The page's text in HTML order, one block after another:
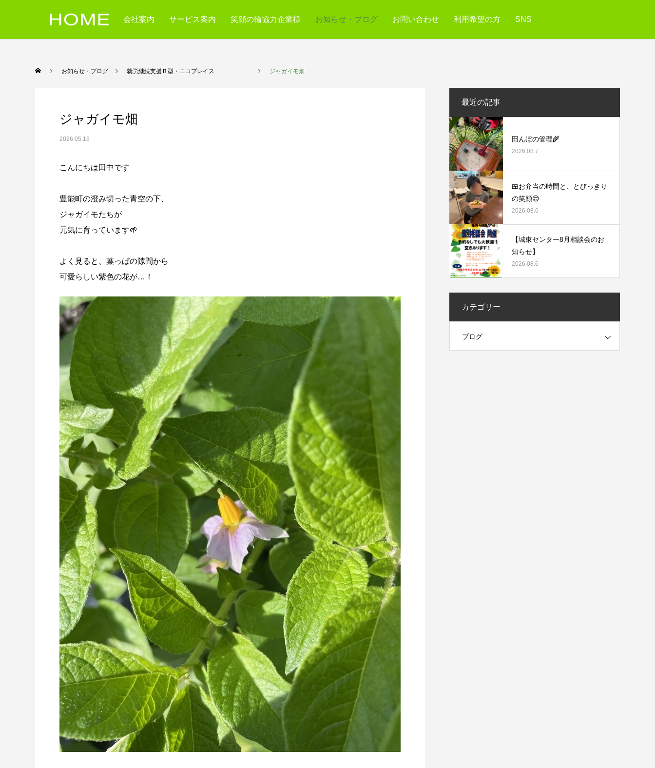
会社案内 サービス案内 笑顔の輪協力企業様 お知らせ・ブログ お問い合わせ 利用希望の方 SNS
お知らせ・ブログ 就労継続支援Ｂ型・ニコプレイス ジャガイモ畑
ジャガイモ畑
2026.05.16
こんにちは田中です
豊能町の澄み切った青空の下、
ジャガイモたちが
元気に育っています🌱
よく見ると、葉っぱの隙間から
可愛らしい紫色の花が…！
最近の記事
田んぼの管理🌾
2026.08.7
🍱お弁当の時間と、とびっきり
の笑顔😊
2026.08.6
【城東センター8月相談会のお
知らせ】
2026.08.6
カテゴリー
ブログ